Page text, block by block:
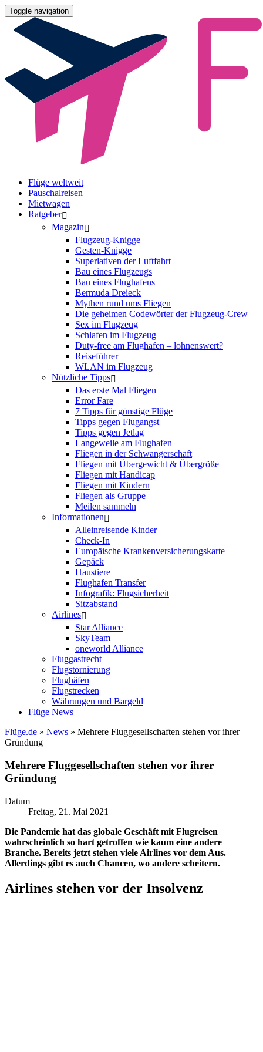
Toggle navigation
Flüge weltweit
Pauschalreisen
Mietwagen
Ratgeber
Magazin
Flugzeug-Knigge
Gesten-Knigge
Superlativen der Luftfahrt
Bau eines Flugzeugs
Bau eines Flughafens
Bermuda Dreieck
Mythen rund ums Fliegen
Die geheimen Codewörter der Flugzeug-Crew
Sex im Flugzeug
Schlafen im Flugzeug
Duty-free am Flughafen – lohnenswert?
Reiseführer
WLAN im Flugzeug
Nützliche Tipps
Das erste Mal Fliegen
Error Fare
7 Tipps für günstige Flüge
Tipps gegen Flugangst
Tipps gegen Jetlag
Langeweile am Flughafen
Fliegen in der Schwangerschaft
Fliegen mit Übergewicht & Übergröße
Fliegen mit Handicap
Fliegen mit Kindern
Fliegen als Gruppe
Meilen sammeln
Informationen
Alleinreisende Kinder
Check-In
Europäische Krankenversicherungskarte
Gepäck
Haustiere
Flughafen Transfer
Infografik: Flugsicherheit
Sitzabstand
Airlines
Star Alliance
SkyTeam
oneworld Alliance
Fluggastrecht
Flugstornierung
Flughäfen
Flugstrecken
Währungen und Bargeld
Flüge News
Flüge.de » News » Mehrere Fluggesellschaften stehen vor ihrer
Gründung
Mehrere Fluggesellschaften stehen vor ihrer
Gründung
Datum
Freitag, 21. Mai 2021
Die Pandemie hat das globale Geschäft mit Flugreisen
wahrscheinlich so hart getroffen wie kaum eine andere
Branche. Bereits jetzt stehen viele Airlines vor dem Aus.
Allerdings gibt es auch Chancen, wo andere scheitern.
Airlines stehen vor der Insolvenz